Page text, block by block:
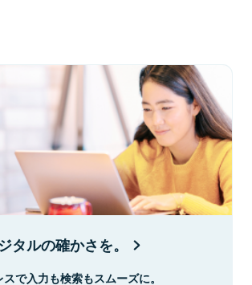
タルの確かさを。
で入力も検索もスムーズに。